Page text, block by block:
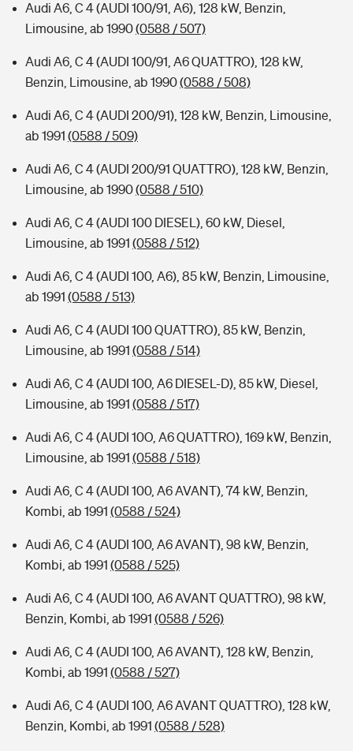
Kinderunfall-Check: Mehr Sicherheit für deine Kids
Typklassen: So ist Ihr Auto eingestuft
Audi A6, C 4 (AUDI 100/91, A6), 128 kW, Benzin,
Limousine, ab 1990(0588 / 507)
Audi A6, C 4 (AUDI 100/91, A6 QUATTRO), 128 kW,
Benzin, Limousine, ab 1990(0588 / 508)
Audi A6, C 4 (AUDI 200/91), 128 kW, Benzin, Limousine,
ab 1991 (0588 / 509)
Audi A6, C 4 (AUDI 200/91 QUATTRO), 128 kW, Benzin,
Limousine, ab 1990(0588 / 510)
Audi A6, C 4 (AUDI 100 DIESEL), 60 kW, Diesel,
Limousine, ab 1991 (0588 / 512)
Audi A6, C 4 (AUDI 100, A6), 85 kW, Benzin, Limousine,
ab 1991 (0588 / 513)
Audi A6, C 4 (AUDI 100 QUATTRO), 85 kW, Benzin,
Limousine, ab 1991 (0588 / 514)
Audi A6, C 4 (AUDI 100, A6 DIESEL-D), 85 kW, Diesel,
Limousine, ab 1991 (0588 / 517)
Audi A6, C 4 (AUDI 10O, A6 QUATTRO), 169 kW, Benzin,
Limousine, ab 1991 (0588 / 518)
Audi A6, C 4 (AUDI 100, A6 AVANT), 74 kW, Benzin,
Kombi, ab 1991 (0588 / 524)
Audi A6, C 4 (AUDI 100, A6 AVANT), 98 kW, Benzin,
Kombi, ab 1991 (0588 / 525)
Audi A6, C 4 (AUDI 100, A6 AVANT QUATTRO), 98 kW,
Benzin, Kombi, ab 1991 (0588 / 526)
Audi A6, C 4 (AUDI 100, A6 AVANT), 128 kW, Benzin,
Kombi, ab 1991 (0588 / 527)
Audi A6, C 4 (AUDI 100, A6 AVANT QUATTRO), 128 kW,
Benzin, Kombi, ab 1991 (0588 / 528)